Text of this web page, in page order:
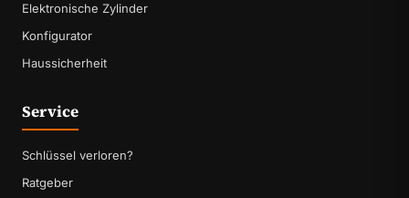
Elektronische Zylinder
Konfigurator
Haussicherheit
Service
Schlüssel verloren?
Ratgeber